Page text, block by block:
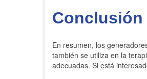
Conclusión
En resumen, los
también se utiliza en la
adecuadas. Si está